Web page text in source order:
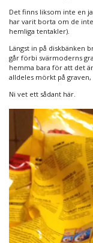
Det finns liksom inte en
har varit borta om de
hemliga tentakler).
Längst in på diskbänken
går förbi svärmoderns
hemma bara för att det
alldeles mörkt på
Ni vet ett sådant här.